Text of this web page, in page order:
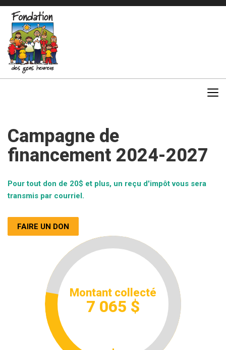
Campagne de
financement 2024-2027
Pour tout don de 20$ et plus, un reçu d'impôt vous sera
transmis par courriel.
FAIRE UN DON
Montant collecté
7 065 $